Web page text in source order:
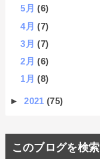
5月(6)
4月(7)
3月(7)
2月(6)
1月(8)
►2021(75)
このブログを検索